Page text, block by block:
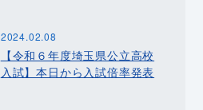
2024.02.08
【令和６年度埼玉県公立高校
入試】本日から入試倍率発表